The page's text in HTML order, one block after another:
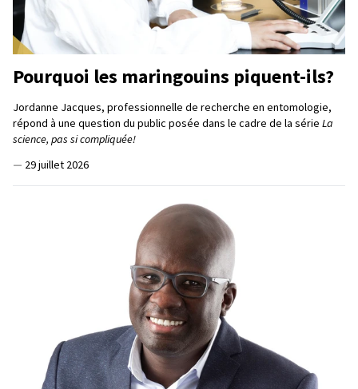
Pourquoi les maringouins piquent-ils?
Jordanne Jacques, professionnelle de recherche en entomologie,
répond à une question du public posée dans le cadre de la série La
science, pas si compliquée!
— 29 juillet 2026